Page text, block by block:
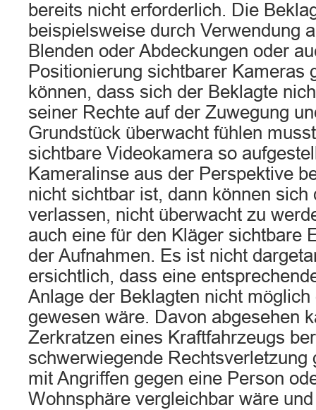
bereits nicht erforderlich. Die
beispielsweise durch Verwendung
Blenden oder Abdeckungen oder
Positionierung sichtbarer Kameras
können, dass sich der Beklagte
seiner Rechte auf der Zuwegung
Grundstück überwacht fühlen
sichtbare Videokamera so
Kameralinse aus der Perspektive
nicht sichtbar ist, dann können sich
verlassen, nicht überwacht zu
auch eine für den Kläger sichtbare
der Aufnahmen. Es ist nicht
ersichtlich, dass eine
Anlage der Beklagten nicht
gewesen wäre. Davon abgesehen
Zerkratzen eines Kraftfahrzeugs
schwerwiegende Rechtsverletzung
mit Angriffen gegen eine Person
Wohnsphäre vergleichbar wäre